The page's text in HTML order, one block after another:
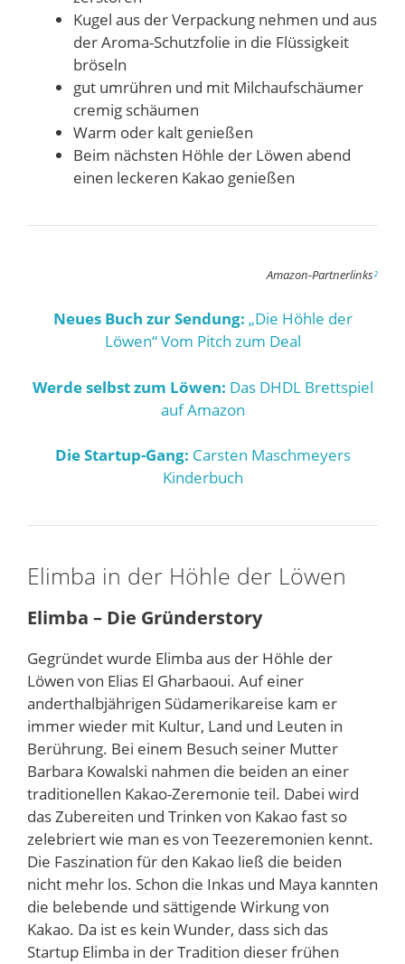
Kugel aus der Verpackung nehmen und aus
der Aroma-Schutzfolie in die Flüssigkeit
bröseln
gut umrühren und mit Milchaufschäumer
cremig schäumen
Warm oder kalt genießen
Beim nächsten Höhle der Löwen abend
einen leckeren Kakao genießen
Amazon-Partnerlinks²
Neues Buch zur Sendung: „Die Höhle der
Löwen“ Vom Pitch zum Deal
Werde selbst zum Löwen: Das DHDL Brettspiel
auf Amazon
Die Startup-Gang: Carsten Maschmeyers
Kinderbuch
Elimba in der Höhle der Löwen
Elimba – Die Gründerstory
Gegründet wurde Elimba aus der Höhle der
Löwen von Elias El Gharbaoui. Auf einer
anderthalbjährigen Südamerikareise kam er
immer wieder mit Kultur, Land und Leuten in
Berührung. Bei einem Besuch seiner Mutter
Barbara Kowalski nahmen die beiden an einer
traditionellen Kakao-Zeremonie teil. Dabei wird
das Zubereiten und Trinken von Kakao fast so
zelebriert wie man es von Teezeremonien kennt.
Die Faszination für den Kakao ließ die beiden
nicht mehr los. Schon die Inkas und Maya kannten
die belebende und sättigende Wirkung von
Kakao. Da ist es kein Wunder, dass sich das
Startup Elimba in der Tradition dieser frühen